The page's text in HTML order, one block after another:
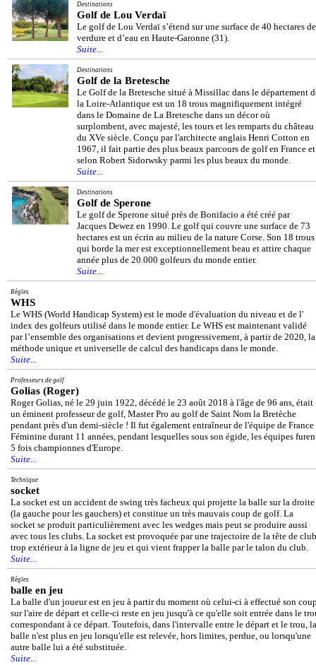
Destinations
Golf de Lou Verdaï
Le golf de Lou Verdaï s’étend sur une surface de 40 hectares de
verdure et d’eau en Haute-Garonne (31).
Suite...
Destinations
Golf de la Bretesche
Le Golf de la Bretesche situé à Missillac dans le département
la Loire-Atlantique est un 18 trous magnifiquement intégré
dans le Domaine de La Bretesche dans un décor où
surplombent, avec majesté, les tours et les remparts du château
du XVe siècle. Conçu par l'architecte anglais Henri Cotton en
1967, il fait partie des plus beaux parcours de golf en France et
selon Robert Sidorwsky parmi les plus beaux du monde.
Suite...
Destinations
Golf de Sperone
Le golf de Sperone situé près de Bonifacio a été créé par
Jacques Dewez en 1990. Le golf qui couvre une surface de 73
hectares est un écrin au milieu de la nature Corse. Son 18 trous
qui borde la mer est exceptionnellement beau et attire chaque
année plus de 20.000 golfeurs du monde entier.
Suite...
Règles
WHS
Le WHS (World Handicap System) est le mode d'évaluation du niveau et de l'
index des golfeurs utilisé dans le monde entier. Le WHS est maintenant validé
par l’ensemble des organisations et devient progressivement, à partir de 2020, la
méthode unique et universelle de calcul des handicaps dans le monde.
Suite...
Professeurs de golf
Golias (Roger)
Roger Golias, né le 29 juin 1922, décédé le 23 août 2018 à l'âge de 96 ans, était
un éminent professeur de golf, Master Pro au golf de Saint Nom la Bretèche
pendant près d'un demi-siècle ! Il fut également entraîneur de l'équipe de France
Féminine durant 11 années, pendant lesquelles sous son égide, les équipes
5 fois championnes d'Europe.
Suite...
Technique
socket
La socket est un accident de swing très facheux qui projette la balle sur la droite
(la gauche pour les gauchers) et constitue un très mauvais coup de golf. La
socket se produit particulièrement avec les wedges mais peut se produire aussi
avec tous les clubs. La socket est provoquée par une trajectoire de la tête de club
trop extérieur à la ligne de jeu et qui vient frapper la balle par le talon du club.
Suite...
Règles
balle en jeu
La balle d'un joueur est en jeu à partir du moment où celui-ci à effectué son
sur l'aire de départ et celle-ci reste en jeu jusqu'à ce qu'elle soit entrée dans le
correspondant à ce départ. Toutefois, dans l'intervalle entre le départ et le trou, la
balle n'est plus en jeu lorsqu'elle est relevée, hors limites, perdue, ou lorsqu'une
autre balle lui a été substituée.
Suite...